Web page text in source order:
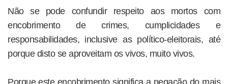
Não se pode confundir respeito aos mortos com
encobrimento de crimes, cumplicidades e
responsabilidades, inclusive as político-eleitorais, até
porque disto se aproveitam os vivos, muito vivos.
Porque este encobrimento significa a negação do mais